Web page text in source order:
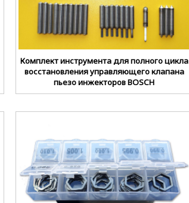
Комплект инструмента для полного цикла
восстановления управляющего клапана
пьезо инжекторов BOSCH